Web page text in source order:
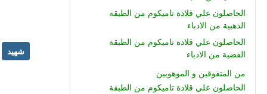
الحاصلون علي قلادة تاميكوم من الطبقه
الذهبية من الادباء
الحاصلون علي قلادة تاميكوم من الطبقة
الفضية من الادباء
من المتفوقين و الموهوبين
الحاصلون علي قلادة تاميكوم من الطبقة
شهيد